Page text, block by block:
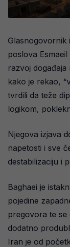
Glasnogovornik
poslova
razvoj
kako je rekao,
tvrdili da teže
logikom,
Njegova izjava
napetosti i sve
destabilizaciju i
Baghaei je
pojedine
pregovora te
dodatno
Iran je od